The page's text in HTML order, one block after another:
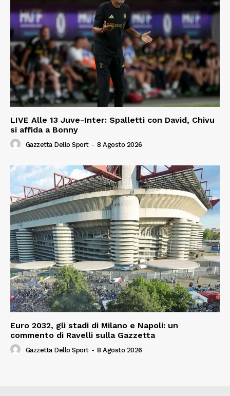
LIVE Alle 13 Juve-Inter: Spalletti con David, Chivu
si affida a Bonny
Gazzetta Dello Sport - 8 Agosto 2026
Euro 2032, gli stadi di Milano e Napoli: un
commento di Ravelli sulla Gazzetta
Gazzetta Dello Sport - 8 Agosto 2026